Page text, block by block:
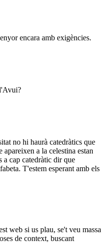
encara amb exigències.
no hi haurà catedràtics que
a la celestina estan
a cap catedràtic dir que
T'estem esperant amb els
web si us plau, se't veu massa
de context, buscant